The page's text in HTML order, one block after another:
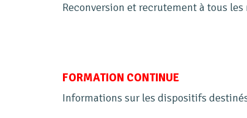
Reconversion et recrutement à tous
FORMATION CONTINUE
Informations sur les dispositifs